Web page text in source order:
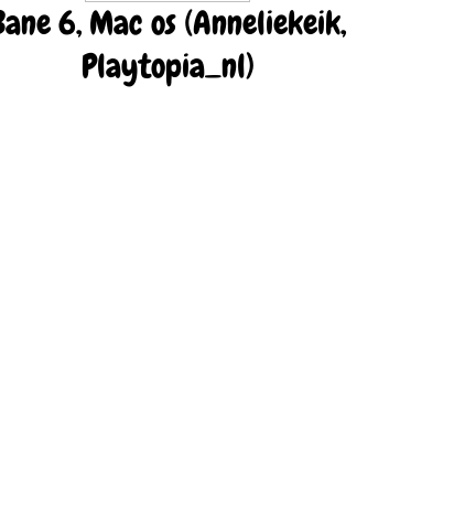
6, Mac os (Anneliekeik,
Playtopia_nl)